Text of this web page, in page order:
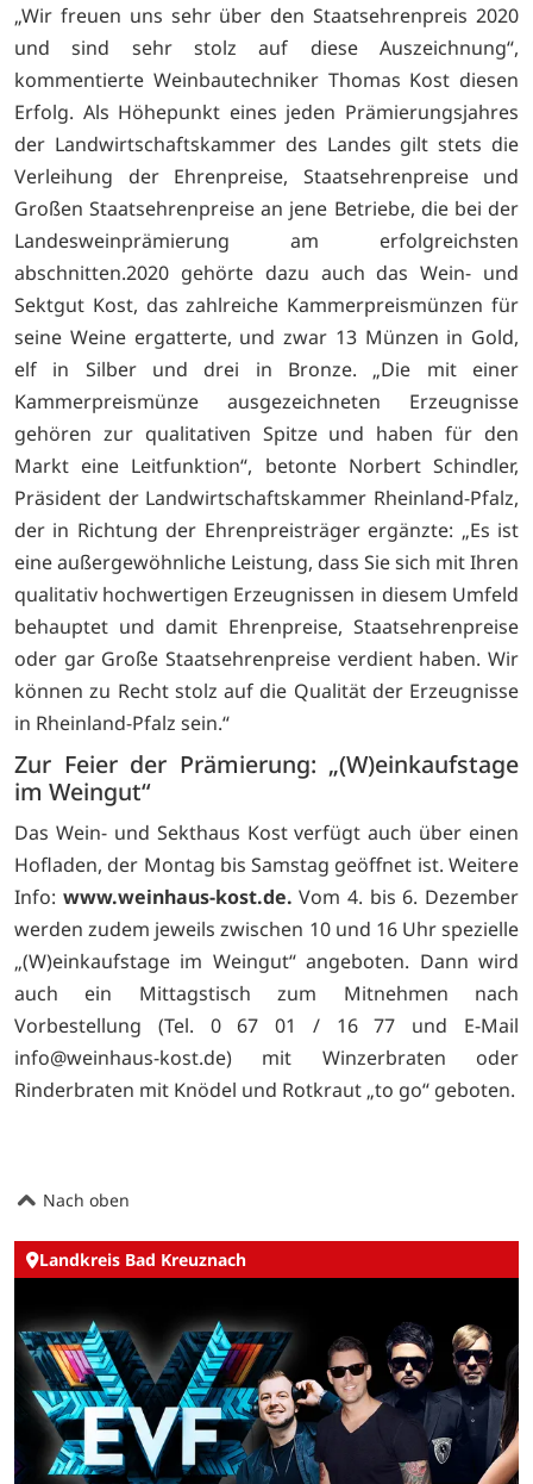
„Wir freuen uns sehr über den Staatsehrenpreis 2020
und sind sehr stolz auf diese Auszeichnung“,
kommentierte Weinbautechniker Thomas Kost diesen
Erfolg. Als Höhepunkt eines jeden Prämierungsjahres
der Landwirtschaftskammer des Landes gilt stets die
Verleihung der Ehrenpreise, Staatsehrenpreise und
Großen Staatsehrenpreise an jene Betriebe, die bei der
Landesweinprämierung am erfolgreichsten
abschnitten.2020 gehörte dazu auch das Wein- und
Sektgut Kost, das zahlreiche Kammerpreismünzen für
seine Weine ergatterte, und zwar 13 Münzen in Gold,
elf in Silber und drei in Bronze. „Die mit einer
Kammerpreismünze ausgezeichneten Erzeugnisse
gehören zur qualitativen Spitze und haben für den
Markt eine Leitfunktion“, betonte Norbert Schindler,
Präsident der Landwirtschaftskammer Rheinland-Pfalz,
der in Richtung der Ehrenpreisträger ergänzte: „Es ist
eine außergewöhnliche Leistung, dass Sie sich mit Ihren
qualitativ hochwertigen Erzeugnissen in diesem Umfeld
behauptet und damit Ehrenpreise, Staatsehrenpreise
oder gar Große Staatsehrenpreise verdient haben. Wir
können zu Recht stolz auf die Qualität der Erzeugnisse
in Rheinland-Pfalz sein.“
Zur Feier der Prämierung: „(W)einkaufstage
im Weingut“
Das Wein- und Sekthaus Kost verfügt auch über einen
Hofladen, der Montag bis Samstag geöffnet ist. Weitere
Info: www.weinhaus-kost.de.Vom 4. bis 6. Dezember
werden zudem jeweils zwischen 10 und 16 Uhr spezielle
„(W)einkaufstage im Weingut“ angeboten. Dann wird
auch ein Mittagstisch zum Mitnehmen nach
Vorbestellung (Tel. 0 67 01 / 16 77 und E-Mail
info@weinhaus-kost.de) mit Winzerbraten oder
Rinderbraten mit Knödel und Rotkraut „to go“ geboten.
Nach oben
Landkreis Bad Kreuznach